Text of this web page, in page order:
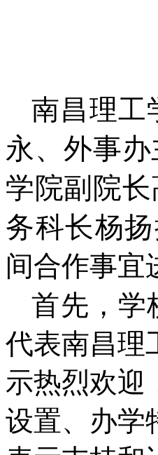
南昌理工
永、外事
学院副院
务科长杨扬
间合作事宜
首先，学
代表南昌理
示热烈欢迎
设置、办学